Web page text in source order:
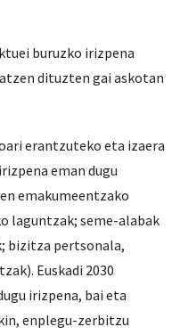
buruzko irizpena
dituzten gai askotan
erantzuteko eta izaera
eman dugu
emakumeentzako
laguntzak; seme-alabak
bizitza pertsonala,
Euskadi 2030
irizpena, bai eta
enplegu-zerbitzu